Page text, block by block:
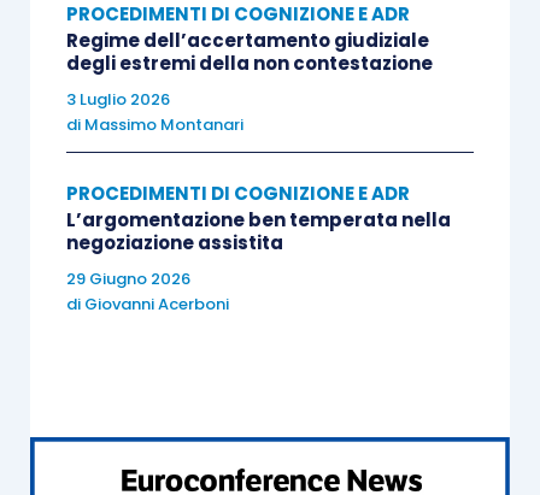
[2] La Suprema Corte ha poi ritenuto il ricorso
fondato.
Il CNF avrebbe infatti omesso di considerare che,
procedimenti relativi all’iscrizione e alla
cancellazione dall’albo (ovvero dall’elenco
speciale degli avvocati stabiliti) trovano
applicazione, in quanto compatibili, le norme che
generale, desumibile dall’art. 45 r.d. 1578/1933 e
finalizzato a garantire il rispetto del principio del
PROCEDIMENTI DI COGNIZIONE E ADR
Regime dell’accertamento giudiziale
degli estremi della non contestazione
3 Luglio 2026
di Massimo Montanari
PROCEDIMENTI DI COGNIZIONE E ADR
L’argomentazione ben temperata nella
negoziazione assistita
29 Giugno 2026
di Giovanni Acerboni